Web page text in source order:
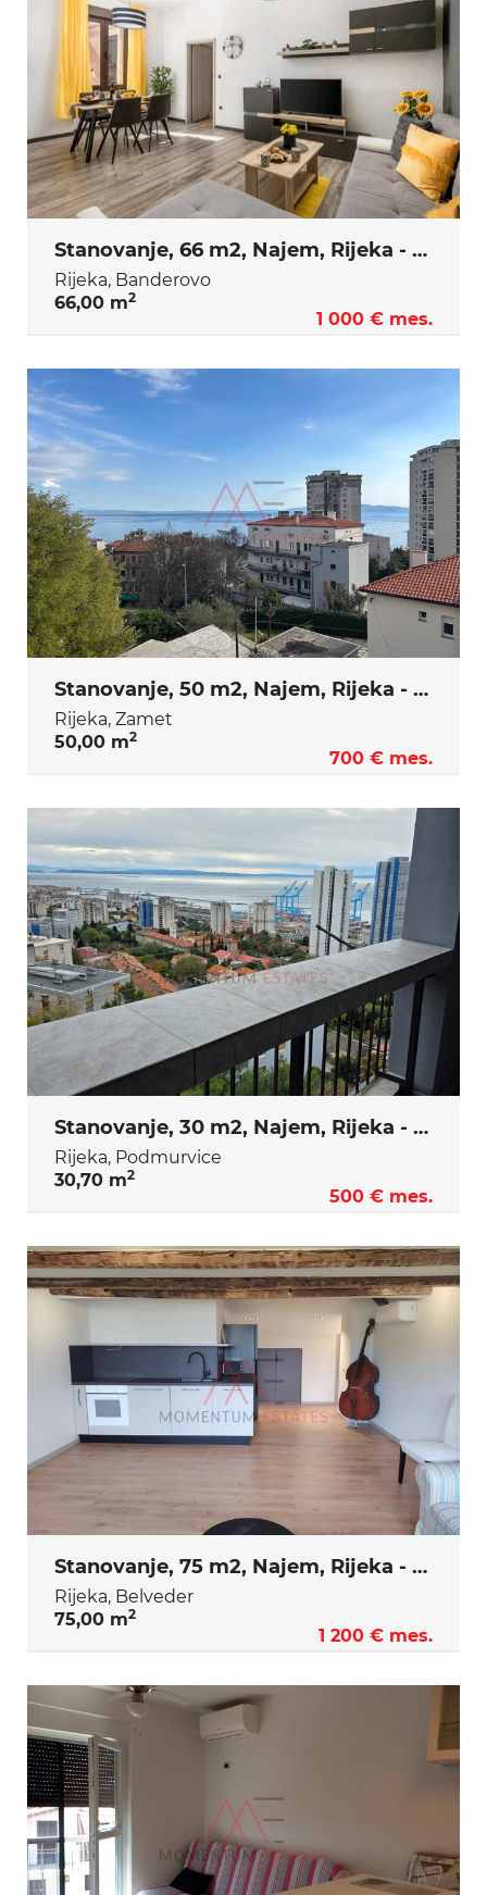
Stanovanje, 66 m2, Najem, Rijeka - Banderovo
Rijeka, Banderovo
66,00 m2
1 000 € mes.
Stanovanje, 50 m2, Najem, Rijeka - Zamet
Rijeka, Zamet
50,00 m2
700 € mes.
Stanovanje, 30 m2, Najem, Rijeka - Podmurvice
Rijeka, Podmurvice
30,70 m2
500 € mes.
Stanovanje, 75 m2, Najem, Rijeka - Belveder
Rijeka, Belveder
75,00 m2
1 200 € mes.